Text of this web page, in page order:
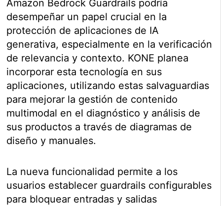
Amazon Bedrock Guardrails podría
desempeñar un papel crucial en la
protección de aplicaciones de IA
generativa, especialmente en la verificación
de relevancia y contexto. KONE planea
incorporar esta tecnología en sus
aplicaciones, utilizando estas salvaguardias
para mejorar la gestión de contenido
multimodal en el diagnóstico y análisis de
sus productos a través de diagramas de
diseño y manuales.
La nueva funcionalidad permite a los
usuarios establecer guardrails configurables
para bloquear entradas y salidas